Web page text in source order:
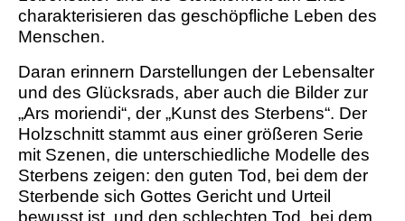
charakterisieren das geschöpfliche Leben des
Menschen.
Daran erinnern Darstellungen der Lebensalter
und des Glücksrads, aber auch die Bilder zur
„Ars moriendi“, der „Kunst des Sterbens“. Der
Holzschnitt stammt aus einer größeren Serie
mit Szenen, die unterschiedliche Modelle des
Sterbens zeigen: den guten Tod, bei dem der
Sterbende sich Gottes Gericht und Urteil